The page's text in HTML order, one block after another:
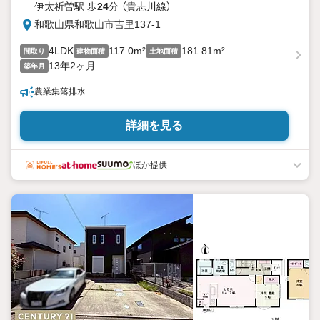
伊太祈曽駅 歩24分 （貴志川線）
和歌山県和歌山市吉里137-1
間取り 4LDK 建物面積 117.0m² 土地面積 181.81m²
築年月 13年2ヶ月
農業集落排水
詳細を見る
ほか提供